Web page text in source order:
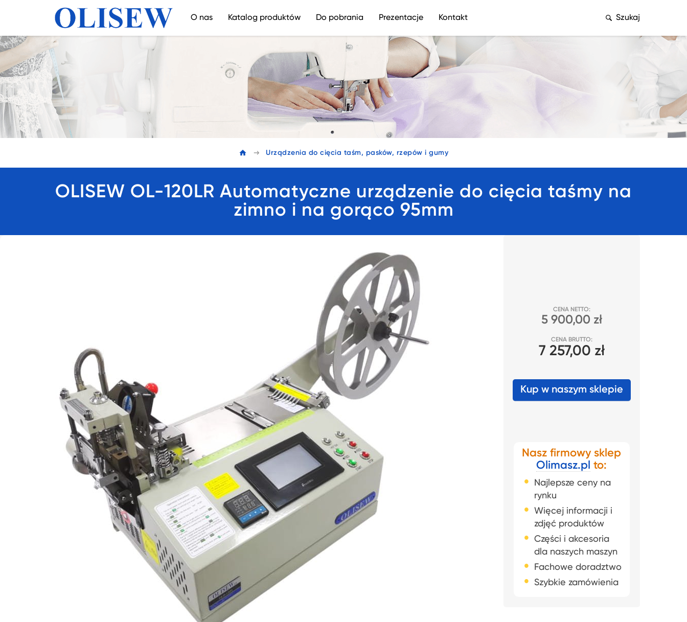
O nas Katalog produktów Do pobrania Prezentacje Kontakt Szukaj
Urządzenia do cięcia taśm, pasków, rzepów i gumy
OLISEW OL-120LR Automatyczne urządzenie do cięcia taśmy na
zimno i na gorąco 95mm
CENA NETTO:
5 900,00 zł
CENA BRUTTO:
7 257,00 zł
Kup w naszym sklepie
Nasz firmowy sklep
Olimasz.pl to:
Najlepsze ceny na
rynku
Więcej informacji i
zdjęć produktów
Części i akcesoria
dla naszych maszyn
Fachowe doradztwo
Szybkie zamówienia